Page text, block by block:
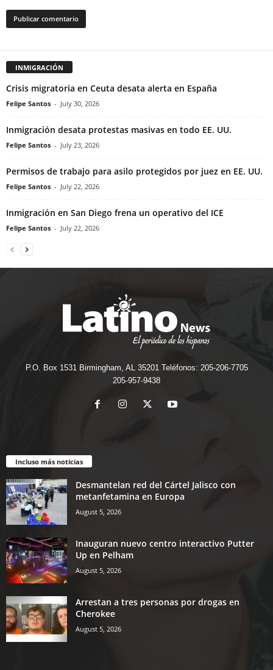
INMIGRACIÓN
Crisis migratoria en Ceuta desata alerta en España
Felipe Santos - July 30, 2026
Inmigración desata protestas masivas en todo EE. UU.
Felipe Santos - July 23, 2026
Permisos de trabajo para asilo protegidos por juez en EE. UU.
Felipe Santos - July 22, 2026
Inmigración en San Diego frena un operativo del ICE
Felipe Santos - July 22, 2026
P.O. Box 1531 Birmingham, AL 35201 Teléfonos: 205-206-7705
205-957-9438
Incluso más noticias
Desmantelan red del Cártel Jalisco con
metanfetamina en Europa
August 5, 2026
Inauguran nuevo centro interactivo Putter
Up en Pelham
August 5, 2026
Arrestan a tres personas por drogas en
Cherokee
August 5, 2026